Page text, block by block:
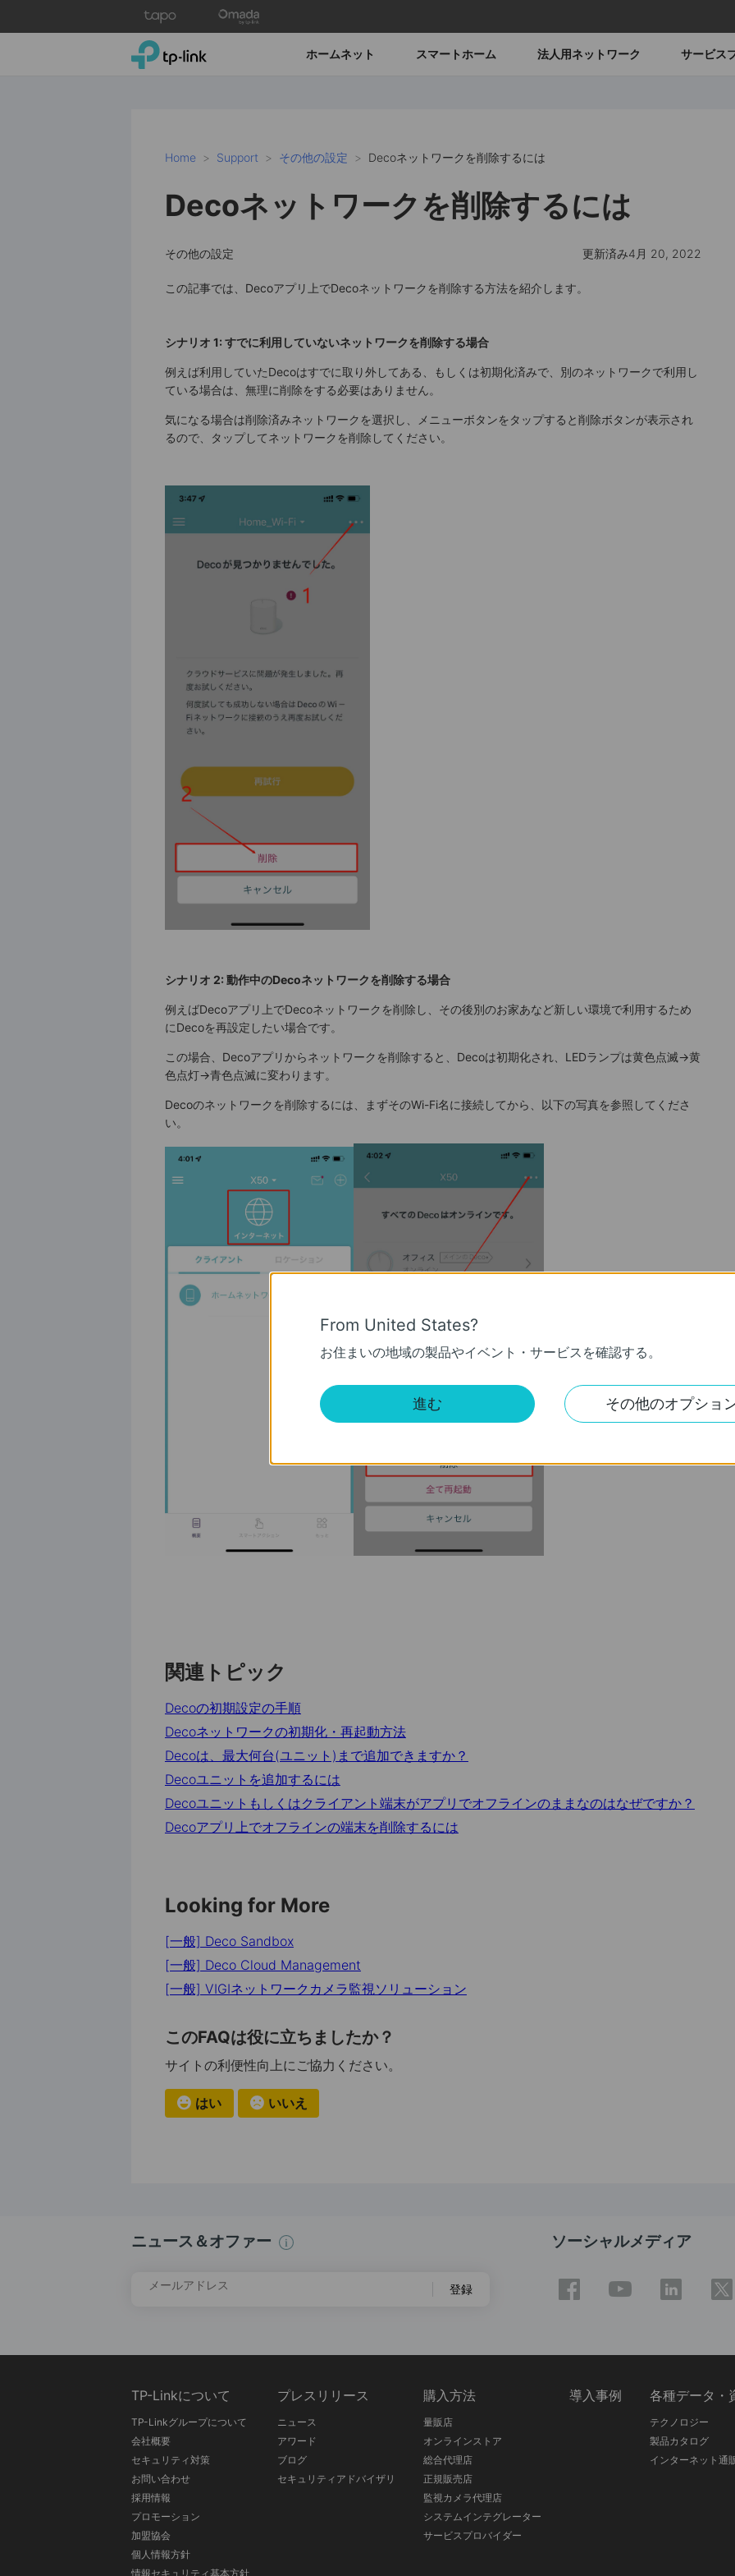
TP-Link, Reliably Smart ホームネット スマートホーム 法人用ネットワーク サービス
Home Support その他の設定 Decoネットワークを削除するには
Decoネットワークを削除するには
その他の設定 更新済み4月 20, 2022
この記事では、Decoアプリ上でDecoネットワークを削除する方法を紹介します。
シナリオ 1: すでに利用していないネットワークを削除する場合
例えば利用していたDecoはすでに取り外してある、もしくは初期化済みで、別のネットワークで利用し
ている場合は、無理に削除をする必要はありません。
気になる場合は削除済みネットワークを選択し、メニューボタンをタップすると削除ボタンが表示され
るので、タップしてネットワークを削除してください。
シナリオ 2: 動作中のDecoネットワークを削除する場合
例えばDecoアプリ上でDecoネットワークを削除し、その後別のお家あなど新しい環境で利用するため
にDecoを再設定したい場合です。
この場合、Decoアプリからネットワークを削除すると、Decoは初期化され、LEDランプは黄色点滅→黄
色点灯→青色点滅に変わります。
Decoのネットワークを削除するには、まずそのWi-Fi名に接続してから、以下の写真を参照してくださ
い。
関連トピック
Decoの初期設定の手順
Decoネットワークの初期化・再起動方法
Decoは、最大何台(ユニット)まで追加できますか？
Decoユニットを追加するには
Decoユニットもしくはクライアント端末がアプリでオフラインのままなのはなぜですか？
Decoアプリ上でオフラインの端末を削除するには
Looking for More
[一般] Deco Sandbox
[一般] Deco Cloud Management
[一般] VIGIネットワークカメラ監視ソリューション
このFAQは役に立ちましたか？
サイトの利便性向上にご協力ください。
はい いいえ
ニュース＆オファー
メールアドレス 登録
ソーシャルメディア
TP-Linkについて
TP-Linkグループについて
会社概要
セキュリティ対策
お問い合わせ
採用情報
プロモーション
加盟協会
個人情報方針
情報セキュリティ基本方針
プレスリリース
ニュース
アワード
ブログ
セキュリティアドバイザリ
購入方法
量販店
オンラインストア
総合代理店
正規販売店
監視カメラ代理店
システムインテグレーター
サービスプロバイダー
導入事例 各種データ・
テクノロジー
製品カタログ
インターネット通
From United States?
お住まいの地域の製品やイベント・サービスを確認する。
進む その他のオプショ